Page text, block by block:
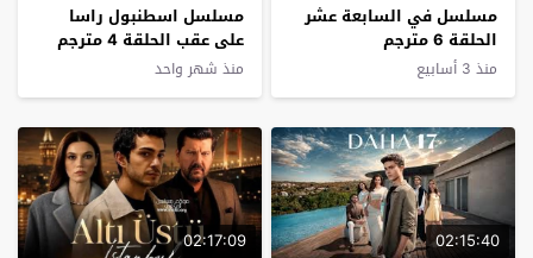
مسلسل في السابعة عشر
الحلقة 6 مترجم
منذ 3 أسابيع
مسلسل اسطنبول راسا
على عقب الحلقة 4 مترجم
منذ شهر واحد
02:15:40
02:17:09